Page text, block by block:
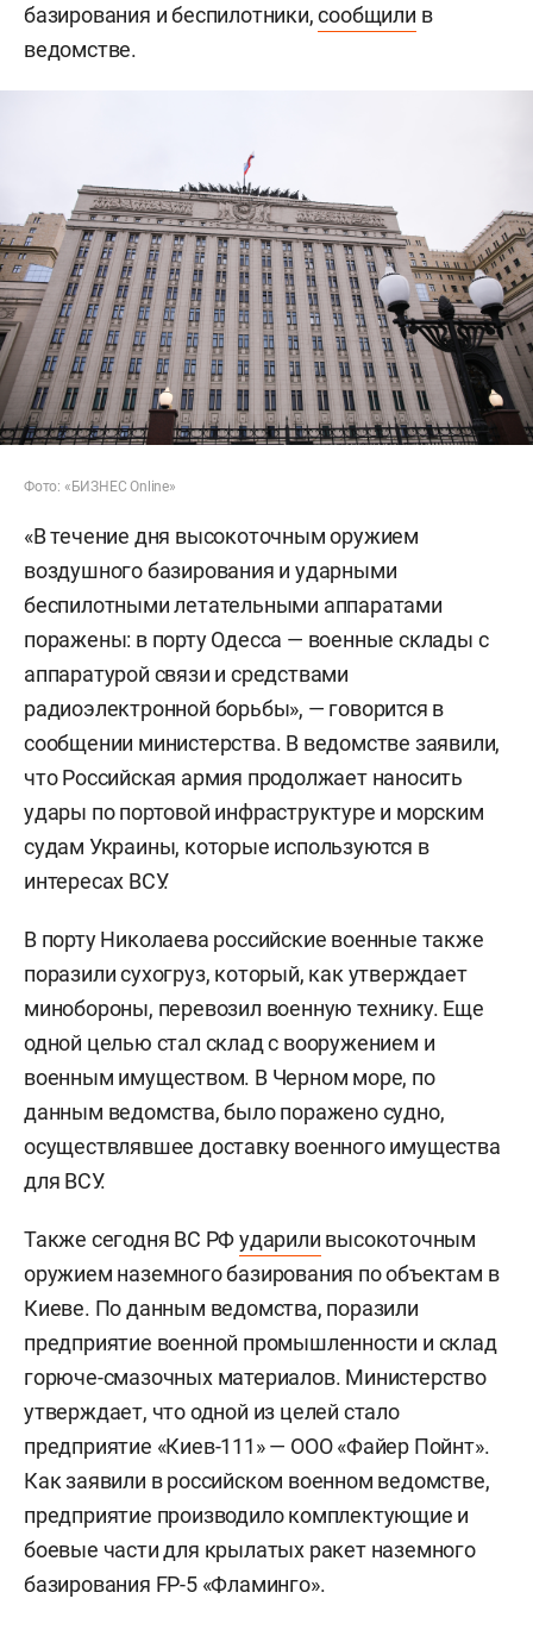
базирования и беспилотники,сообщили в
ведомстве.
Фото: «БИЗНЕС Online»
«В течение дня высокоточным оружием
воздушного базирования и ударными
беспилотными летательными аппаратами
поражены: в порту Одесса — военные склады с
аппаратурой связи и средствами
радиоэлектронной борьбы», — говорится в
сообщении министерства. В ведомстве заявили,
что Российская армия продолжает наносить
удары по портовой инфраструктуре и морским
судам Украины, которые используются в
интересах ВСУ.
В порту Николаева российские военные также
поразили сухогруз, который, как утверждает
минобороны, перевозил военную технику. Еще
одной целью стал склад с вооружением и
военным имуществом. В Черном море, по
данным ведомства, было поражено судно,
осуществлявшее доставку военного имущества
для ВСУ.
Также сегодня ВС РФударили высокоточным
оружием наземного базирования по объектам в
Киеве. По данным ведомства, поразили
предприятие военной промышленности и склад
горюче-смазочных материалов. Министерство
утверждает, что одной из целей стало
предприятие «Киев-111» — ООО «Файер Пойнт».
Как заявили в российском военном ведомстве,
предприятие производило комплектующие и
боевые части для крылатых ракет наземного
базирования FP-5 «Фламинго».